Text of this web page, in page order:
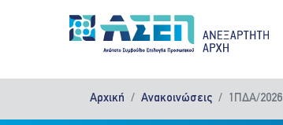
Αρχική Ανακοινώσεις 1ΠΔΑ/